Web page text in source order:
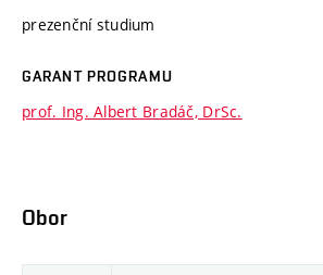
prezenční studium
GARANT PROGRAMU
prof. Ing. Albert Bradáč, DrSc.
Obor